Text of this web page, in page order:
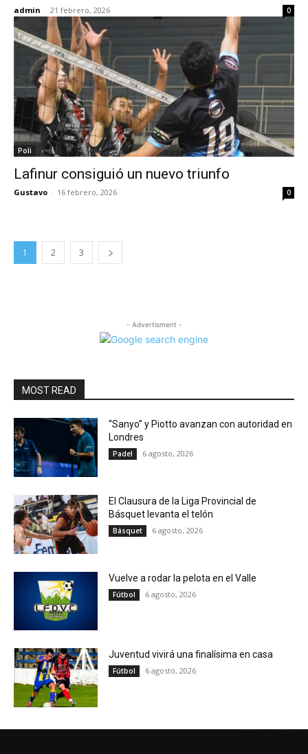
admin - 21 febrero, 2026 0
Poli
Lafinur consiguió un nuevo triunfo
Gustavo - 16 febrero, 2026 0
1 2 3
- Advertisment -
MOST READ
“Sanyo” y Piotto avanzan con autoridad en
Londres
Padel 6 agosto, 2026
El Clausura de la Liga Provincial de
Básquet levanta el telón
Básquet 6 agosto, 2026
Vuelve a rodar la pelota en el Valle
Fútbol 6 agosto, 2026
Juventud vivirá una finalísima en casa
Fútbol 6 agosto, 2026